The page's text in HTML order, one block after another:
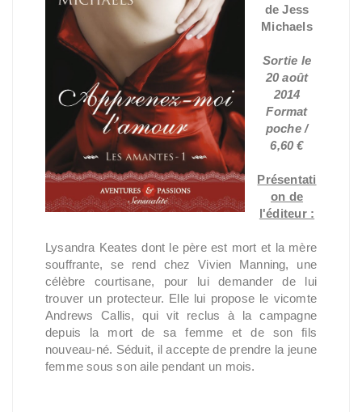
de Jess
Michaels
Sortie le
20 août
2014
Format
poche /
6,60 €
Présentati
on de
l'éditeur :
Lysandra Keates dont le père est mort et la mère
souffrante, se rend chez Vivien Manning, une
célèbre courtisane, pour lui demander de lui
trouver un protecteur. Elle lui propose le vicomte
Andrews Callis, qui vit reclus à la campagne
depuis la mort de sa femme et de son fils
nouveau-né. Séduit, il accepte de prendre la jeune
femme sous son aile pendant un mois.